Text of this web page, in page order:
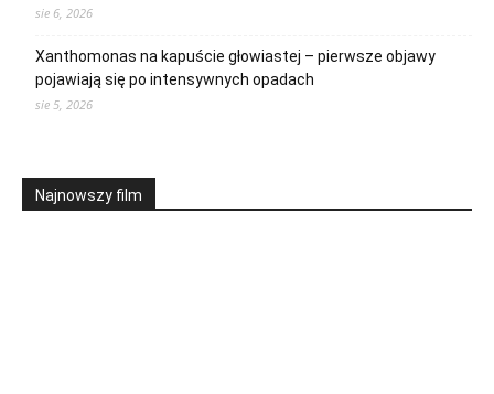
sie 6, 2026
Xanthomonas na kapuście głowiastej – pierwsze objawy
pojawiają się po intensywnych opadach
sie 5, 2026
Najnowszy film